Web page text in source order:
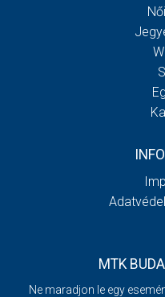
MTK
Ne maradjon le egy